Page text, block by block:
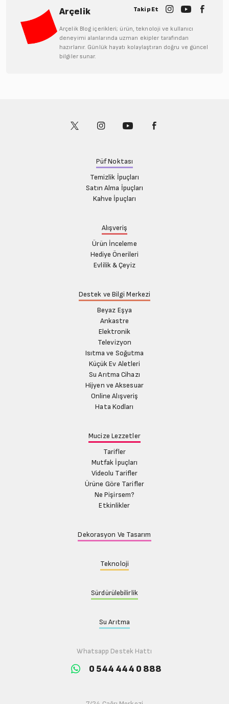
Arçelik Takip Et
Arçelik Blog içerikleri; ürün, teknoloji ve kullanıcı
deneyimi alanlarında uzman ekipler tarafından
hazırlanır. Günlük hayatı kolaylaştıran doğru ve güncel
bilgiler sunar.
Püf Noktası
Temizlik İpuçları
Satın Alma İpuçları
Kahve İpuçları
Alışveriş
Ürün İnceleme
Hediye Önerileri
Evlilik & Çeyiz
Destek ve Bilgi Merkezi
Beyaz Eşya
Ankastre
Elektronik
Televizyon
Isıtma ve Soğutma
Küçük Ev Aletleri
Su Arıtma Cihazı
Hijyen ve Aksesuar
Online Alışveriş
Hata Kodları
Mucize Lezzetler
Tarifler
Mutfak İpuçları
Videolu Tarifler
Ürüne Göre Tarifler
Ne Pişirsem?
Etkinlikler
Dekorasyon Ve Tasarım
Teknoloji
Sürdürülebilirlik
Su Arıtma
Whatsapp Destek Hattı
0 544 444 0 888